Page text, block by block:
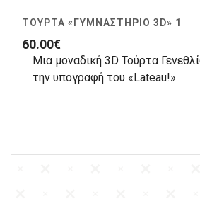
ΤΟΎΡΤΑ «ΓΥΜΝΑΣΤΉΡΙΟ 3D» 1
60.00€
Μια μοναδική 3D Τούρτα
την υπογραφή του «Lateau!»